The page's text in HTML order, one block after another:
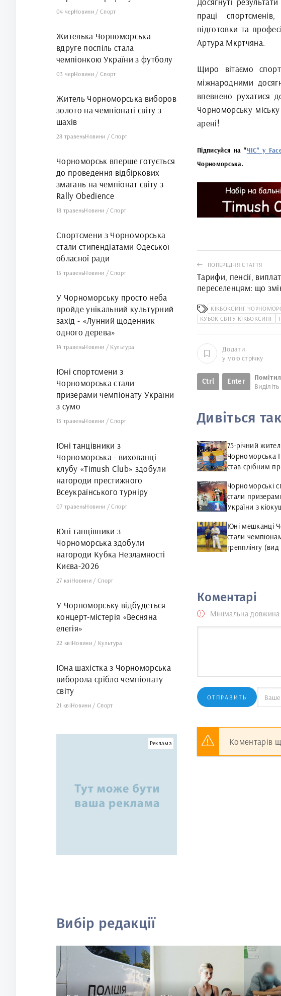
праці
підготовки та
Артура Мкртчяна.
Щиро вітаємо
міжнародними
впевнено рухатися
Чорноморську
арені!
Підписуйся на "ЧІС" у
Чорноморська.
ПОПЕРЕДНЯ СТАТТЯ
Тарифи, пенсії,
переселенцям: що
2026 року
КІКБОКСИНГ
КУБОК СВІТУ КІКБОКСИНГ
Додати
у мою стрічку
Ctrl Enter
Дивіться
75-річний
Чорноморська
став срібним
атлетики IMWA
Чорноморські
стали
України з
Юні мешканці
стали
грепплінгу
Коментарі
Мінімальна
ОТПРАВИТЬ
Коментарів
04 черНовини /Спорт
Жителька Чорноморська
вдруге поспіль стала
чемпіонкою України з футболу
03 черНовини /Спорт
Житель Чорноморська виборов
золото на чемпіонаті світу з
шахів
28 травеньНовини /Спорт
Чорноморськ вперше готується
до проведення відбіркових
змагань на чемпіонат світу з
Rally Obedience
18 травеньНовини /Спорт
Спортсмени з Чорноморська
стали стипендіатами Одеської
обласної ради
15 травеньНовини /Спорт
У Чорноморську просто неба
пройде унікальний культурний
захід - «Лунний щоденник
одного дерева»
14 травеньНовини / Культура
Юні спортсмени з
Чорноморська стали
призерами чемпіонату України
з сумо
13 травеньНовини /Спорт
Юні танцівники з
Чорноморська - вихованці
клубу «Timush Club» здобули
нагороди престижного
Всеукраїнського турніру
07 травеньНовини /Спорт
Юні танцівники з
Чорноморська здобули
нагороди Кубка Незламності
Києва-2026
27 квіНовини /Спорт
У Чорноморську відбудеться
концерт-містерія «Весняна
елегія»
22 квіНовини / Культура
Юна шахістка з Чорноморська
виборола срібло чемпіонату
світу
21 квіНовини /Спорт
Реклама
Вибір редакції